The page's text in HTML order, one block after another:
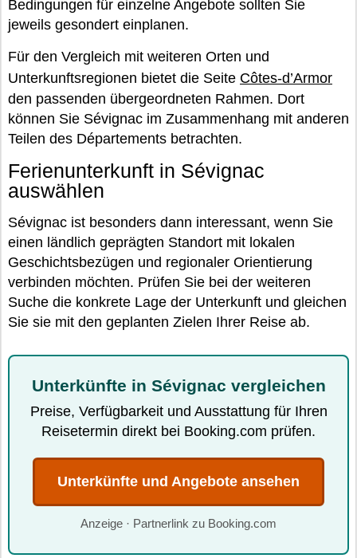
Bedingungen für einzelne Angebote sollten Sie
jeweils gesondert einplanen.
Für den Vergleich mit weiteren Orten und
Unterkunftsregionen bietet die Seite Côtes-d’Armor
den passenden übergeordneten Rahmen. Dort
können Sie Sévignac im Zusammenhang mit anderen
Teilen des Départements betrachten.
Ferienunterkunft in Sévignac
auswählen
Sévignac ist besonders dann interessant, wenn Sie
einen ländlich geprägten Standort mit lokalen
Geschichtsbezügen und regionaler Orientierung
verbinden möchten. Prüfen Sie bei der weiteren
Suche die konkrete Lage der Unterkunft und gleichen
Sie sie mit den geplanten Zielen Ihrer Reise ab.
Unterkünfte in Sévignac vergleichen
Preise, Verfügbarkeit und Ausstattung für Ihren
Reisetermin direkt bei Booking.com prüfen.
Unterkünfte und Angebote ansehen
Anzeige · Partnerlink zu Booking.com